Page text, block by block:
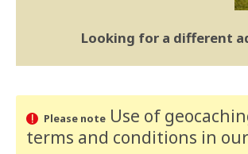
Looking for a different
Please noteUse of
terms and conditions in